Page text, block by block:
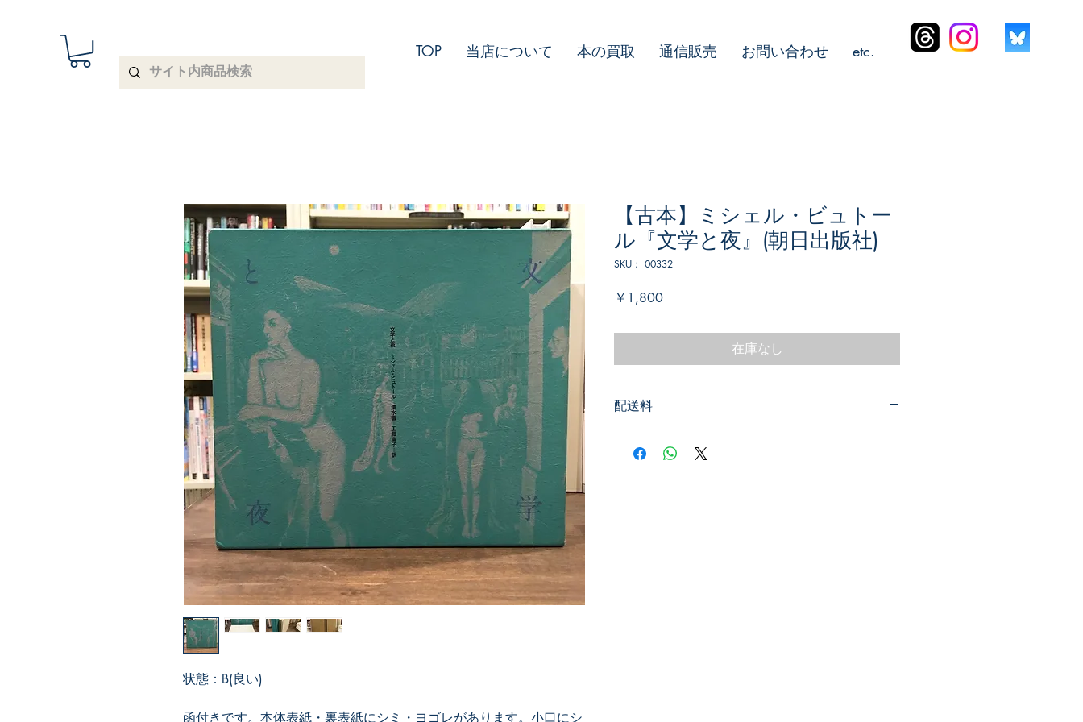
TOP 当店について 本の買取 通信販売 お問い合わせ etc.
状態：B(良い)
函付きです。本体表紙・裏表紙にシミ・ヨゴレがあります。小口にシ
【古本】ミシェル・ビュトー
ル『文学と夜』(朝日出版社)
SKU： 00332
￥1,800価
在庫なし
配送料